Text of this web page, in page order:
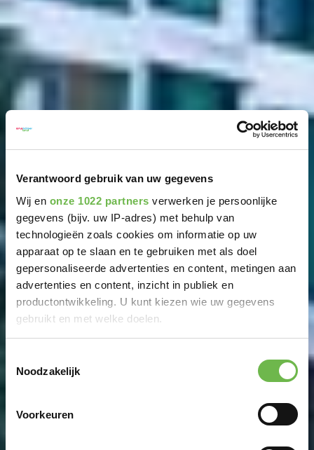
Verantwoord gebruik van uw gegevens
Wij en onze 1022 partners verwerken je persoonlijke
gegevens (bijv. uw IP-adres) met behulp van
technologieën zoals cookies om informatie op uw
apparaat op te slaan en te gebruiken met als doel
gepersonaliseerde advertenties en content, metingen aan
advertenties en content, inzicht in publiek en
productontwikkeling. U kunt kiezen wie uw gegevens
gebruikt en met welke doelen.
Informatie verzamelen over uw geografische
Uw apparaat identificeren door het actief te
scannen op specifieke eigenschappen (fingerprinting)
Noodzakelijk
Voorkeuren